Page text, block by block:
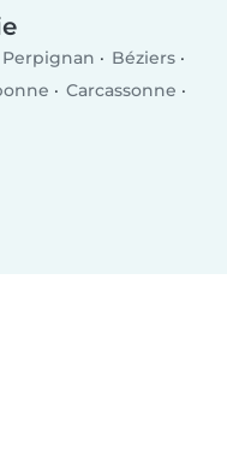
Perpignan
Béziers
Carcassonne